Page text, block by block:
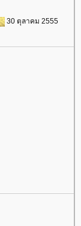
30 ตุลาคม 2555